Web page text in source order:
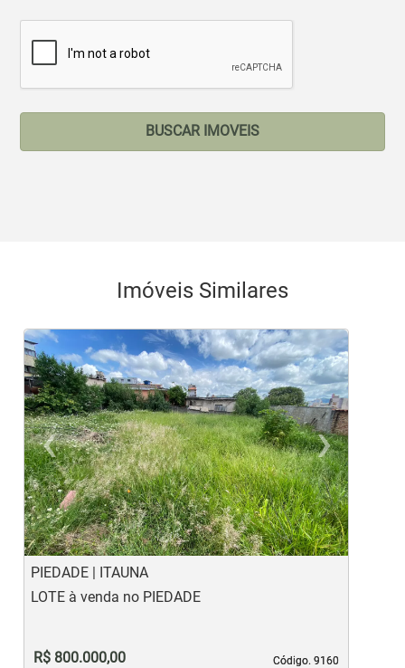
BUSCAR IMOVEIS
Imóveis Similares
‹
Previous
›
PIEDADE | ITAUNA
Código. 9160
Código. 9160
LOTE à venda no PIEDADE
R$ 800.000,00